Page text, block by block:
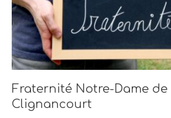
Fraternité Notre-Dame de
Clignancourt